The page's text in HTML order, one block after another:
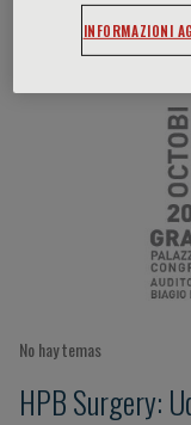
No hay temas
HPB Surgery:
INFORMAZIONI